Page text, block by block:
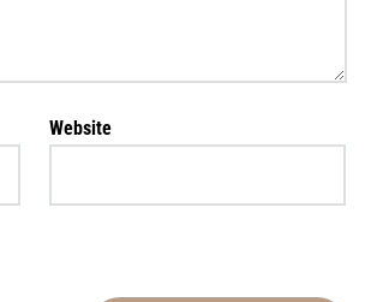
Website